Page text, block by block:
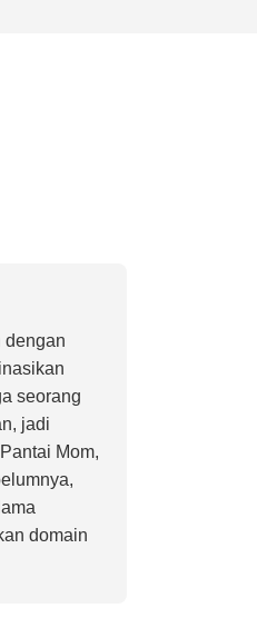
dengan
seorang
jadi
Mom,
domain